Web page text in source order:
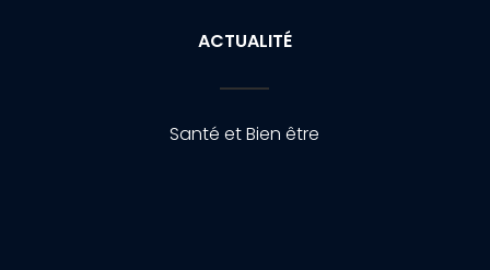
ACTUALITÉ
Santé et Bien être